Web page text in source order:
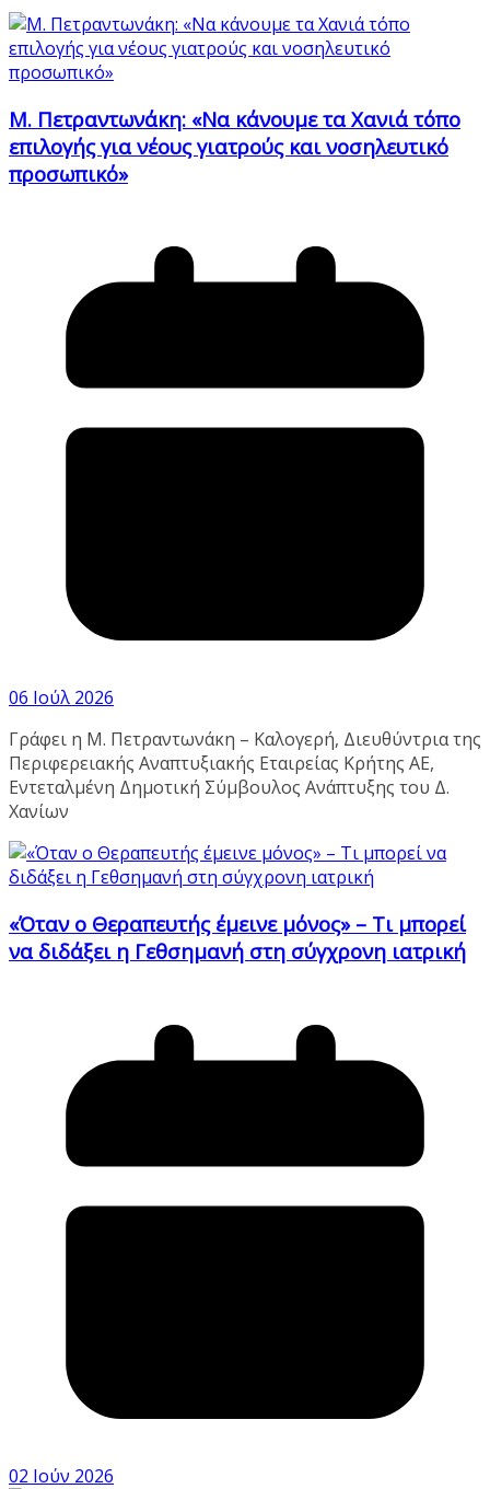
Μ. Πετραντωνάκη: «Να κάνουμε τα Χανιά τόπο
επιλογής για νέους γιατρούς και νοσηλευτικό
προσωπικό»
06 Ιούλ 2026
Γράφει η Μ. Πετραντωνάκη – Καλογερή, Διευθύντρια της
Περιφερειακής Αναπτυξιακής Εταιρείας Κρήτης ΑΕ,
Εντεταλμένη Δημοτική Σύμβουλος Ανάπτυξης του Δ.
Χανίων
«Όταν ο Θεραπευτής έμεινε μόνος» – Τι μπορεί
να διδάξει η Γεθσημανή στη σύγχρονη ιατρική
02 Ιούν 2026